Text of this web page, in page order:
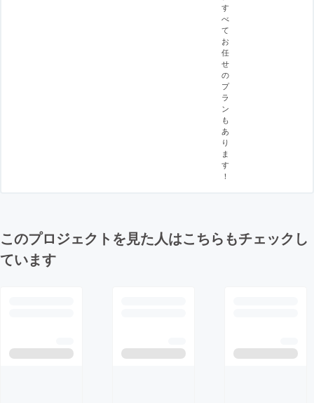
す
べ
て
お
任
せ
の
プ
ラ
ン
も
あ
り
ま
す
！
このプロジェクトを見た人はこちらもチェックし
ています